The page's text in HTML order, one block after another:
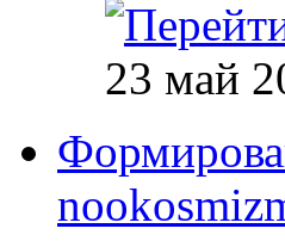
23 май